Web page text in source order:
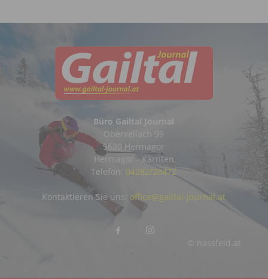
Büro Gailtal Journal
Obervellach 99
9620 Hermagor
Hermagor - Kärnten
Telefon: 04282/20472
© nassfeld.at
Kontaktieren Sie uns: office@gailtal-journal.at